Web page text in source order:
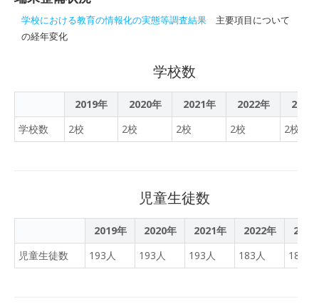
します。
学校における教育の情報化の実態等調査結果 主要項目について
の経年変化
学校数
2019年 2020年 2021年 2022年
2023
学校数
2校 2校 2校 2校 2校
児童生徒数
2019年 2020年 2021年 2022年
2023
児童生徒数
193人 193人 193人 183人 184人